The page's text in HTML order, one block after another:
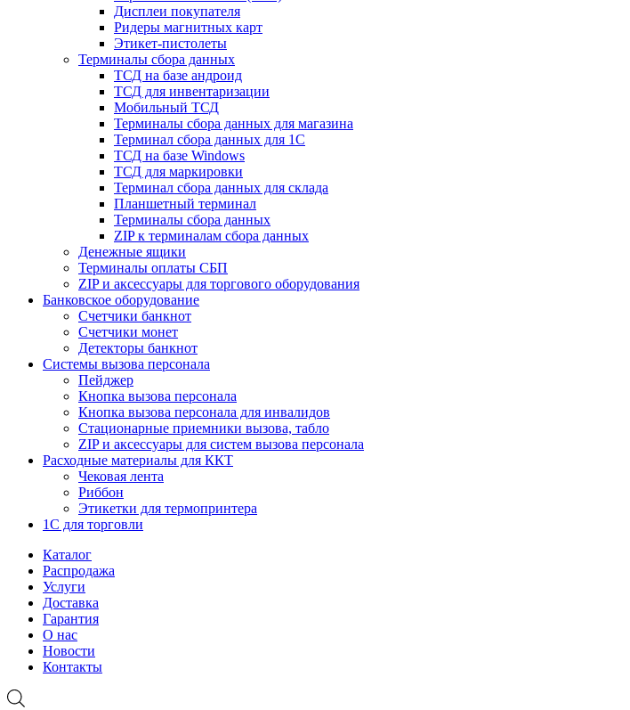
Дисплеи покупателя
Ридеры магнитных карт
Этикет-пистолеты
Терминалы сбора данных
ТСД на базе андроид
ТСД для инвентаризации
Мобильный ТСД
Терминалы сбора данных для магазина
Терминал сбора данных для 1C
ТСД на базе Windows
ТСД для маркировки
Терминал сбора данных для склада
Планшетный терминал
Терминалы сбора данных
ZIP к терминалам сбора данных
Денежные ящики
Терминалы оплаты СБП
ZIP и аксессуары для торгового оборудования
Банковское оборудование
Счетчики банкнот
Счетчики монет
Детекторы банкнот
Системы вызова персонала
Пейджер
Кнопка вызова персонала
Кнопка вызова персонала для инвалидов
Стационарные приемники вызова, табло
ZIP и аксессуары для систем вызова персонала
Расходные материалы для ККТ
Чековая лента
Риббон
Этикетки для термопринтера
1С для торговли
Каталог
Распродажа
Услуги
Доставка
Гарантия
О нас
Новости
Контакты